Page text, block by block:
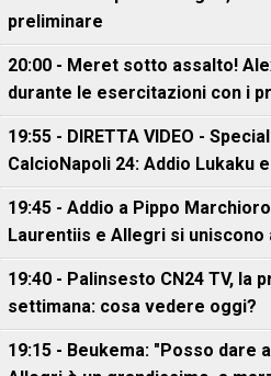
preliminare
20:00 - Meret sotto assalto!
durante le esercitazioni con i
19:55 - DIRETTA VIDEO -
CalcioNapoli 24: Addio Lukaku
19:45 - Addio a Pippo
Laurentiis e Allegri si uniscono
19:40 - Palinsesto CN24 TV, la
settimana: cosa vedere oggi?
19:15 - Beukema: "Posso dare